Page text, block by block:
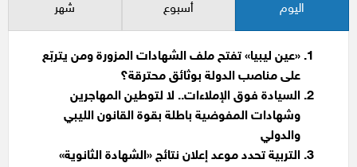
اليوم أسبوع شهر
«عين ليبيا» تفتح ملف الشهادات المزورة ومن يتربّع
على مناصب الدولة بوثائق محترقة؟
السيادة فوق الإملاءات.. لا لتوطين المهاجرين
وشهادات المفوضية باطلة بقوة القانون الليبي
والدولي
التربية تحدد موعد إعلان نتائج «الشهادة الثانوية»